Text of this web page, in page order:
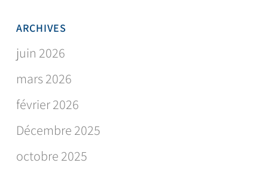
ARCHIVES
juin 2026
mars 2026
février 2026
Décembre 2025
octobre 2025